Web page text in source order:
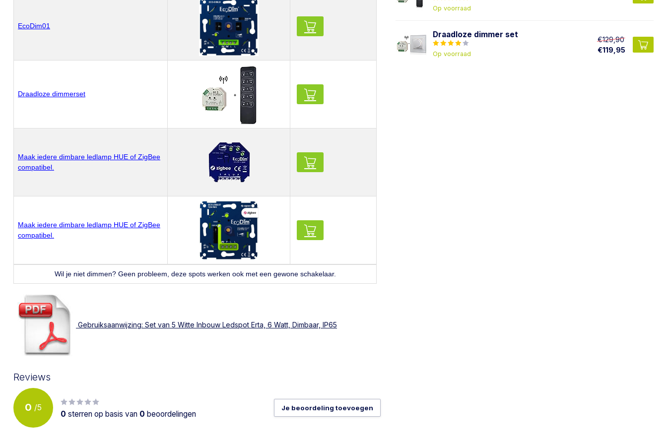
EcoDim01
Draadloze dimmerset
Maak iedere dimbare ledlamp HUE of ZigBee
compatibel.
Maak iedere dimbare ledlamp HUE of ZigBee
compatibel.
Wil je niet dimmen? Geen probleem, deze spots werken ook met een gewone schakelaar.
Gebruiksaanwijzing: Set van 5 Witte Inbouw Ledspot Erta, 6 Watt, Dimbaar, IP65
Reviews
0 /5
0 sterren op basis van 0 beoordelingen
Je beoordeling toevoegen
Op voorraad
Draadloze dimmer set
Op voorraad
€129,90
€119,95